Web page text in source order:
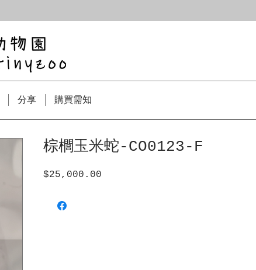
分享 購買需知
棕櫚玉米蛇-CO0123-F
$25,000.00